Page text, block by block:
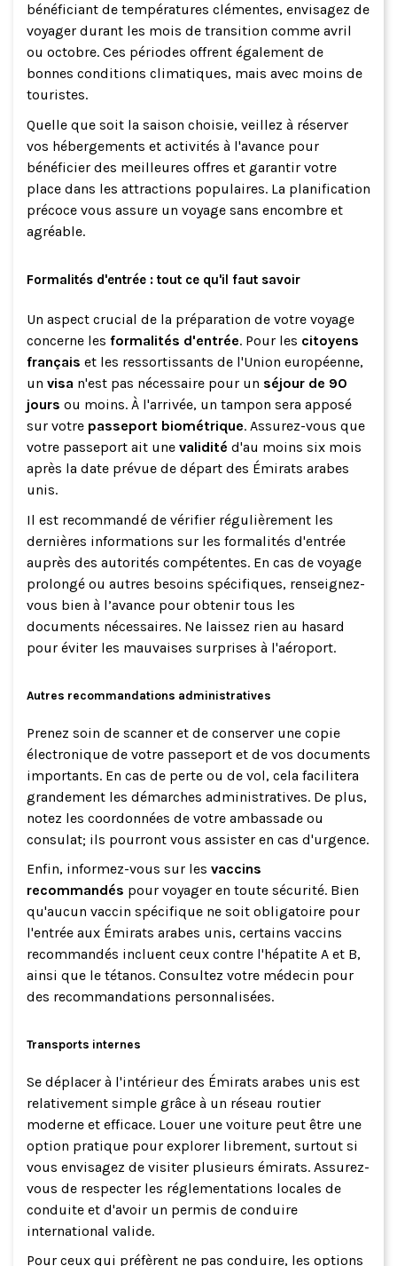
bénéficiant de températures clémentes, envisagez de
voyager durant les mois de transition comme avril
ou octobre. Ces périodes offrent également de
bonnes conditions climatiques, mais avec moins de
touristes.
Quelle que soit la saison choisie, veillez à réserver
vos hébergements et activités à l'avance pour
bénéficier des meilleures offres et garantir votre
place dans les attractions populaires. La planification
précoce vous assure un voyage sans encombre et
agréable.
Formalités d'entrée : tout ce qu'il faut savoir
Un aspect crucial de la préparation de votre voyage
concerne les formalités d'entrée. Pour les citoyens
français et les ressortissants de l'Union européenne,
un visa n'est pas nécessaire pour un séjour de 90
jours ou moins. À l'arrivée, un tampon sera apposé
sur votre passeport biométrique. Assurez-vous que
votre passeport ait une validité d'au moins six mois
après la date prévue de départ des Émirats arabes
unis.
Il est recommandé de vérifier régulièrement les
dernières informations sur les formalités d'entrée
auprès des autorités compétentes. En cas de voyage
prolongé ou autres besoins spécifiques, renseignez-
vous bien à l’avance pour obtenir tous les
documents nécessaires. Ne laissez rien au hasard
pour éviter les mauvaises surprises à l'aéroport.
Autres recommandations administratives
Prenez soin de scanner et de conserver une copie
électronique de votre passeport et de vos documents
importants. En cas de perte ou de vol, cela facilitera
grandement les démarches administratives. De plus,
notez les coordonnées de votre ambassade ou
consulat; ils pourront vous assister en cas d'urgence.
Enfin, informez-vous sur les vaccins
recommandés pour voyager en toute sécurité. Bien
qu'aucun vaccin spécifique ne soit obligatoire pour
l'entrée aux Émirats arabes unis, certains vaccins
recommandés incluent ceux contre l'hépatite A et B,
ainsi que le tétanos. Consultez votre médecin pour
des recommandations personnalisées.
Transports internes
Se déplacer à l'intérieur des Émirats arabes unis est
relativement simple grâce à un réseau routier
moderne et efficace. Louer une voiture peut être une
option pratique pour explorer librement, surtout si
vous envisagez de visiter plusieurs émirats. Assurez-
vous de respecter les réglementations locales de
conduite et d'avoir un permis de conduire
international valide.
Pour ceux qui préfèrent ne pas conduire, les options